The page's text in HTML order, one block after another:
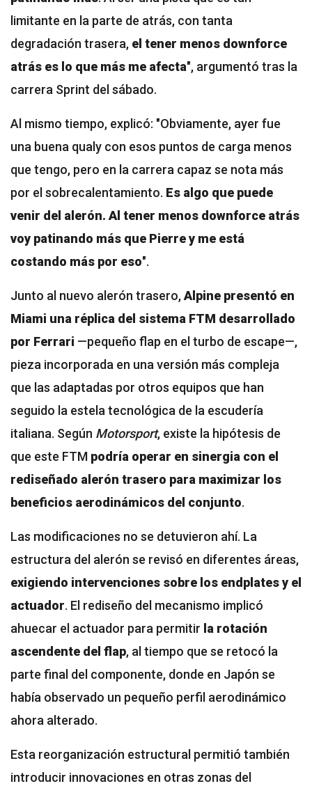
limitante en la parte de atrás, con tanta
degradación trasera, el tener menos downforce
atrás es lo que más me afecta", argumentó tras la
carrera Sprint del sábado.
Al mismo tiempo, explicó: "Obviamente, ayer fue
una buena qualy con esos puntos de carga menos
que tengo, pero en la carrera capaz se nota más
por el sobrecalentamiento. Es algo que puede
venir del alerón. Al tener menos downforce atrás
voy patinando más que Pierre y me está
costando más por eso".
Junto al nuevo alerón trasero,Alpine presentó en
Miami una réplica del sistema FTM desarrollado
por Ferrari —pequeño flap en el turbo de escape—,
pieza incorporada en una versión más compleja
que las adaptadas por otros equipos que han
seguido la estela tecnológica de la escudería
italiana. Según Motorsport, existe la hipótesis de
que este FTM podría operar en sinergia con el
rediseñado alerón trasero para maximizar los
beneficios aerodinámicos del conjunto.
Las modificaciones no se detuvieron ahí. La
estructura del alerón se revisó en diferentes áreas,
exigiendo intervenciones sobre los endplates y el
actuador. El rediseño del mecanismo implicó
ahuecar el actuador para permitir la rotación
ascendente del flap, al tiempo que se retocó la
parte final del componente, donde en Japón se
había observado un pequeño perfil aerodinámico
ahora alterado.
Esta reorganización estructural permitió también
introducir innovaciones en otras zonas del